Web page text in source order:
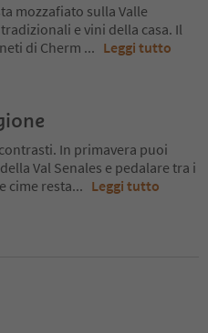
mozzafiato sulla Valle
e vini della casa. Il
di Cherm ... Leggi tutto
In primavera puoi
Val Senales e pedalare tra i
cime resta... Leggi tutto